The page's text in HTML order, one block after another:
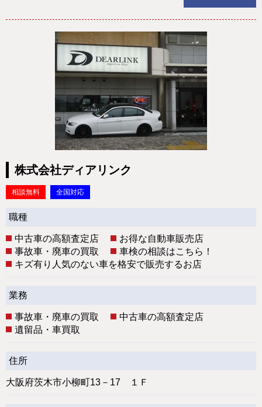
株式会社ディアリンク
相談無料 全国対応
職種
中古車の高額査定店
お得な自動車販売店
事故車・廃車の買取
車検の相談はこちら！
キズ有り人気のない車を格安で販売するお店
業務
事故車・廃車の買取
中古車の高額査定店
遺留品・車買取
住所
大阪府茨木市小柳町13－17 １Ｆ